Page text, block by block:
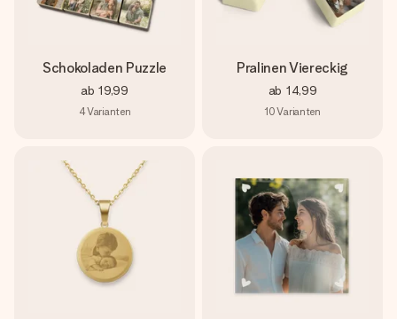
Schokoladen Puzzle
ab 19,99
4Varianten
Pralinen Viereckig
ab 14,99
10Varianten